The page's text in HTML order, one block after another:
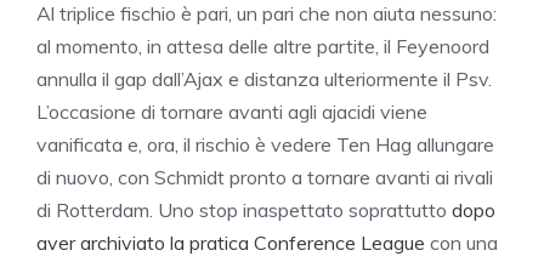
Al triplice fischio è pari, un pari che non aiuta nessuno:
al momento, in attesa delle altre partite, il Feyenoord
annulla il gap dall’Ajax e distanza ulteriormente il Psv.
L’occasione di tornare avanti agli ajacidi viene
vanificata e, ora, il rischio è vedere Ten Hag allungare
di nuovo, con Schmidt pronto a tornare avanti ai rivali
di Rotterdam. Uno stop inaspettato soprattutto dopo
aver archiviato la pratica Conference League con una